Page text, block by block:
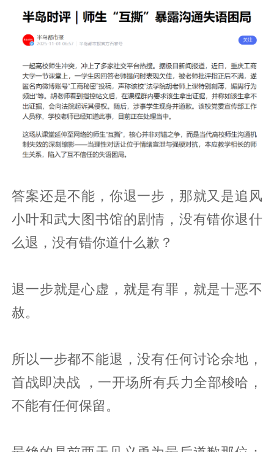
答案还是不能，你退一步，那就又是追风
小叶和武大图书馆的剧情，没有错你退什
么退，没有错你道什么歉？
退一步就是心虚，就是有罪，就是十恶不
赦。
所以一步都不能退，没有任何讨论余地，
首战即决战 ，一开场所有兵力全部梭哈，
不能有任何保留。